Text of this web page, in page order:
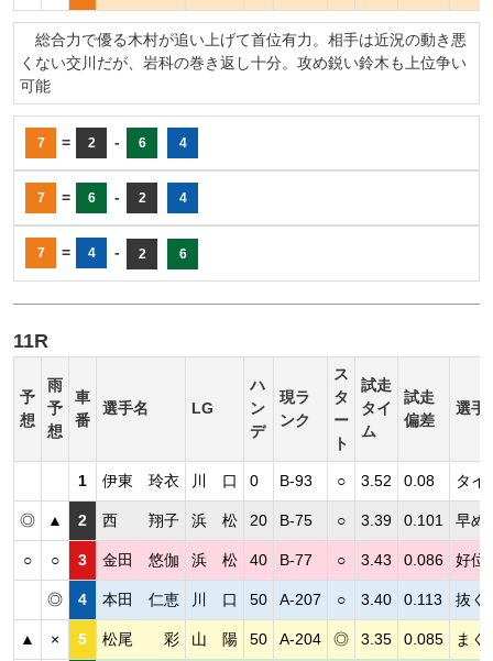
総合力で優る木村が追い上げて首位有力。相手は近況の動き悪
くない交川だが、岩科の巻き返し十分。攻め鋭い鈴木も上位争い
可能
7 = 2 - 6 4
7 = 6 - 2 4
7 = 4 - 2 6
11R
予
想
雨
予
想
車
番
選手名 LG
ハ
ン
デ
現ラ
ンク
ス
タ
ー
ト
試走
タイ
ム
試走
偏差
選手
1 伊東 玲衣 川 口 0 B-93 ○ 3.52 0.08 タイ
◎ ▲ 2 西 翔子 浜 松 20 B-75 ○ 3.39 0.101 早め
○ ○ 3 金田 悠伽 浜 松 40 B-77 ○ 3.43 0.086 好位
◎ 4 本田 仁恵 川 口 50 A-207 ○ 3.40 0.113 抜く
▲ × 5 松尾 彩 山 陽 50 A-204 ◎ 3.35 0.085 まく